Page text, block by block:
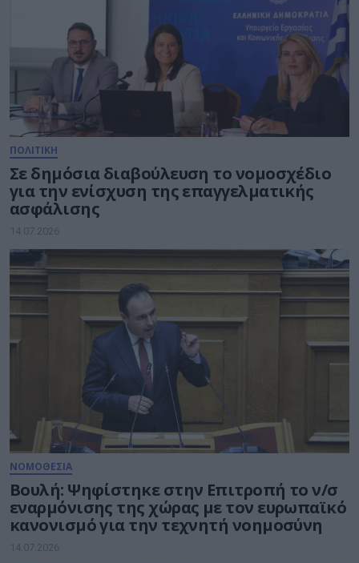
ΠΟΛΙΤΙΚΗ
Σε δημόσια διαβούλευση το νομοσχέδιο
για την ενίσχυση της επαγγελματικής
ασφάλισης
14.07.2026
ΝΟΜΟΘΕΣΙΑ
Βουλή: Ψηφίστηκε στην Επιτροπή το ν/σ
εναρμόνισης της χώρας με τον ευρωπαϊκό
κανονισμό για την τεχνητή νοημοσύνη
14.07.2026